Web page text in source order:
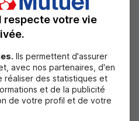
indoor au mondeen
consécutive.
soutenus
Nord Europe envers la
traduit également par le
respecte votre vie
Ils permettent d'assurer
avec nos partenaires, d'en
réaliser des statistiques et
et de la publicité
de votre profil et de votre